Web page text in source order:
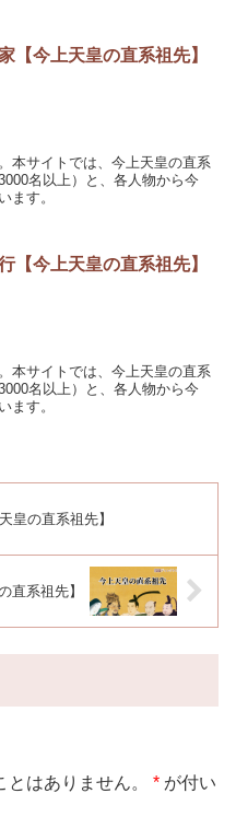
【今上天皇の直系祖先】
本サイトでは、今上天皇の直系
名以上）と、各人物から今
ます。
【今上天皇の直系祖先】
本サイトでは、今上天皇の直系
名以上）と、各人物から今
ます。
皇の直系祖先】
直系祖先】
はありません。 * が付い